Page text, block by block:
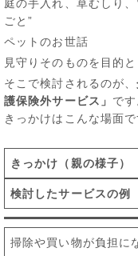
庭の手入れ、草むしり
ごと”
ペットのお世話
見守りそのものを目的
そこで検討されるのが、
護保険外サービス」 で
きっかけはこんな場面で
きっかけ（親の様子）
検討したサービスの例
掃除や買い物が負担に